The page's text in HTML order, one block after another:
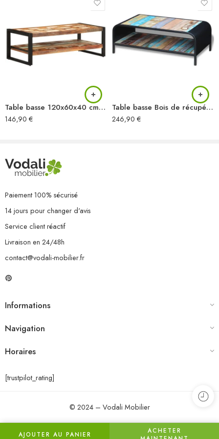
responsable. De plus, sa structure solide en
assure une stabilité parfaite et un usage prolongé sans compromis
sur le style.
Bon à Savoir :
Lesgrains
du bois peuvent varier, ce qui rend chaque
une surprise agréable et authentique à chaque commande.
Ajoutez une Touche Naturelle et Élégante à Votre
Intérieur
l’environnement.
Table basse 120x60x40 cm Bois de récupération solide
146,90 €
Table basse Bois de récupération massif
246,90 €
Paiement 100% sécurisé
14 jours pour changer d'avis
Service client réactif
Livraison en 24/48h
contact@vodali-mobilier.fr
Informations
Navigation
Horaires
[trustpilot_rating]
© 2024 – Vodali Mobilier
AJOUTER AU PANIER
ACHETER